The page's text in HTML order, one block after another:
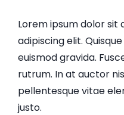
Lorem ipsum dolor
adipiscing elit.
euismod gravida.
rutrum. In at auctor
pellentesque vitae
justo.